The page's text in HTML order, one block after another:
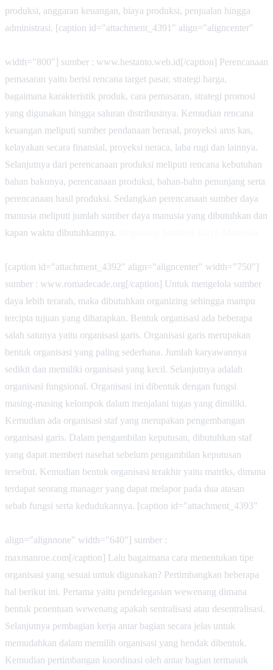
produksi, anggaran keuangan, biaya produksi, penjualan hingga
administrasi. [caption id="attachment_4391" align="aligncenter"
width="800"] sumber : www.hestanto.web.id[/caption] Perencanaan
pemasaran yaitu berisi rencana target pasar, strategi harga,
bagaimana karakteristik produk, cara pemasaran, strategi promosi
yang digunakan hingga saluran distribusinya. Kemudian rencana
keuangan meliputi sumber pendanaan berasal, proyeksi arus kas,
kelayakan secara finansial, proyeksi neraca, laba rugi dan lainnya.
Selanjutnya dari perencanaan produksi meliputi rencana kebutuhan
bahan bakunya, perencanaan produksi, bahan-bahn penunjang serta
perencanaan hasil produksi. Sedangkan perencanaan sumber daya
manusia meliputi jumlah sumber daya manusia yang dibutuhkan dan
kapan waktu dibutuhkannya.
[caption id="attachment_4392" align="aligncenter" width="750"]
sumber : www.romadecade.org[/caption] Untuk mengelola sumber
daya lebih terarah, maka dibutuhkan organizing sehingga mampu
tercipta tujuan yang diharapkan. Bentuk organisasi ada beberapa
salah satunya yaitu organisasi garis. Organisasi garis merupakan
bentuk organisasi yang paling sederhana. Jumlah karyawannya
sedikit dan memiliki organisasi yang kecil. Selanjutnya adalah
organisasi fungsional. Organisasi ini dibentuk dengan fungsi
masing-masing kelompok dalam menjalani tugas yang dimiliki.
Kemudian ada organisasi staf yang merupakan pengembangan
organisasi garis. Dalam pengambilan keputusan, dibutuhkan staf
yang dapat memberi nasehat sebelum pengambilan keputusan
tersebut. Kemudian bentuk organisasi terakhir yaitu matriks, dimana
terdapat seorang manager yang dapat melapor pada dua atasan
sebab fungsi serta kedudukannya. [caption id="attachment_4393"
align="alignnone" width="640"] sumber :
maxmanroe.com[/caption] Lalu bagaimana cara menentukan tipe
organisasi yang sesuai untuk digunakan? Pertimbangkan beberapa
hal berikut ini. Pertama yaitu pendelegasian wewenang dimana
bentuk penentuan wewenang apakah sentralisasi atau desentralisasi.
Selanjutnya pembagian kerja antar bagian secara jelas untuk
memudahkan dalam memilih organisasi yang hendak dibentuk.
Kemudian pertimbangan koordinasi oleh antar bagian termasuk